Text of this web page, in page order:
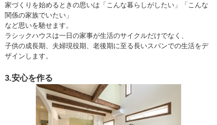
家づくりを始めるときの思いは「こんな暮らしがしたい」「こんな
関係の家族でいたい」
など思いを馳せます。
ラシックハウスは一日の家事が生活のサイクルだけでなく、
子供の成長期、夫婦現役期、老後期に至る長いスパンでの生活をデ
ザインします。
3.安心を作る